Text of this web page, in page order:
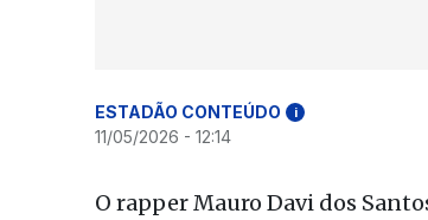
ESTADÃO CONTEÚDO i
11/05/2026 - 12:14
O rapper Mauro Davi dos